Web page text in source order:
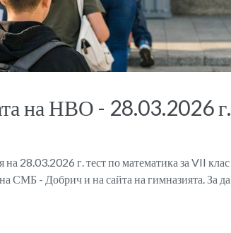
на НВО - 28.03.2026 г.
28.03.2026 г. тест по математика за VII клас
СМБ - Добрич и на сайта на гимназията. За да